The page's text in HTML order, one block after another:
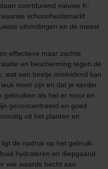
voortdurend nieuwe K-
schoonheidsmarkt
uitvindingen en de meest
effectieve maar zachte
en bescherming tegen de
wat een beetje misleidend kan
moet zijn en dat je eerder
gebruiken als het er mooi en
geconcentreerd en goed
uit het planten en
de nadruk op het gebruik
hydrateren en diepgaand
wie waarde hecht aan